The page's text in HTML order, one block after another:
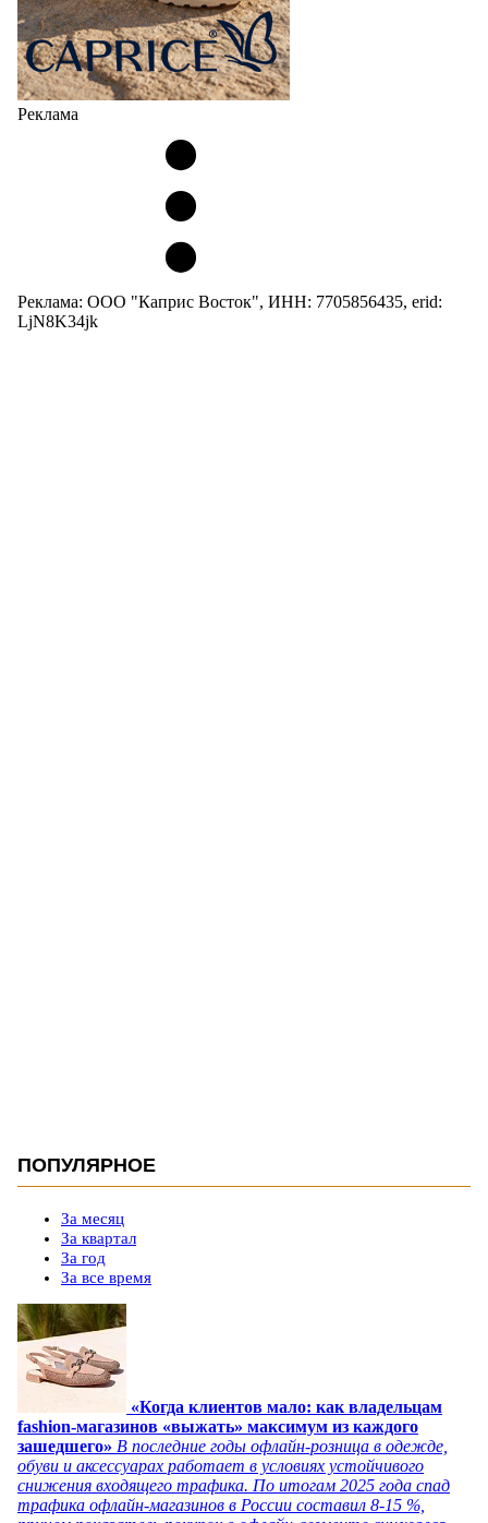
Реклама
Реклама: ООО "Каприс Восток", ИНН: 7705856435, erid:
LjN8K34jk
ПОПУЛЯРНОЕ
За месяц
За квартал
За год
За все время
«Когда клиентов мало: как владельцам
fashion-магазинов «выжать» максимум из каждого
зашедшего» В последние годы офлайн-розница в одежде,
обуви и аксессуарах работает в условиях устойчивого
снижения входящего трафика. По итогам 2025 года спад
трафика офлайн-магазинов в России составил 8-15 %,